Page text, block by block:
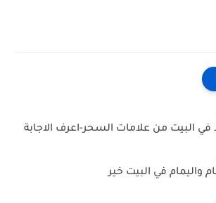
في البيت من علامات السحر-اعرف الاجابة
واليمام في البيت خير